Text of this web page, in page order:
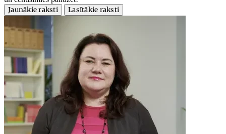
Jaunākie raksti
Lasītākie raksti